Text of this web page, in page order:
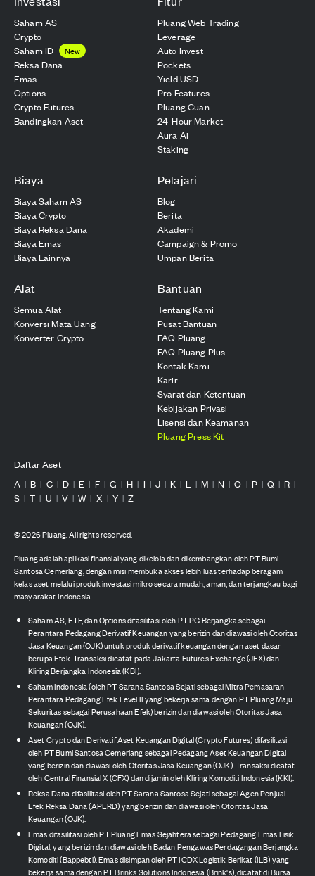
Saham AS
Crypto
Saham ID
New
Reksa Dana
Emas
Options
Crypto Futures
Bandingkan Aset
Pluang Web Trading
Leverage
Auto Invest
Pockets
Yield USD
Pro Features
Pluang Cuan
24-Hour Market
Aura Ai
Staking
Biaya
Biaya Saham AS
Biaya Crypto
Biaya Reksa Dana
Biaya Emas
Biaya Lainnya
Pelajari
Blog
Berita
Akademi
Campaign & Promo
Umpan Berita
Alat
Semua Alat
Konversi Mata Uang
Konverter Crypto
Bantuan
Tentang Kami
Pusat Bantuan
FAQ Pluang
FAQ Pluang Plus
Kontak Kami
Karir
Syarat dan Ketentuan
Kebijakan Privasi
Lisensi dan Keamanan
Pluang Press Kit
Daftar Aset
A | B | C | D | E | F | G | H | I | J | K | L | M | N | O | P | Q | R |
S | T | U | V | W | X | Y | Z
©2026Pluang. All rights reserved.
Pluang adalah aplikasi finansial yang dikelola dan dikembangkan oleh PT Bumi
Santosa Cemerlang, dengan misi membuka akses lebih luas terhadap beragam
kelas aset melalui produk investasi mikro secara mudah, aman, dan terjangkau bagi
masyarakat Indonesia.
Saham AS, ETF, dan Options difasilitasi oleh PT PG Berjangka sebagai
Perantara Pedagang Derivatif Keuangan yang berizin dan diawasi oleh Otoritas
Jasa Keuangan (OJK) untuk produk derivatif keuangan dengan aset dasar
berupa Efek. Transaksi dicatat pada Jakarta Futures Exchange (JFX) dan
Kliring Berjangka Indonesia (KBI).
Saham Indonesia (oleh PT Sarana Santosa Sejati sebagai Mitra Pemasaran
Perantara Pedagang Efek Level II yang bekerja sama dengan PT Pluang Maju
Sekuritas sebagai Perusahaan Efek) berizin dan diawasi oleh Otoritas Jasa
Keuangan (OJK).
Aset Crypto dan Derivatif Aset Keuangan Digital (Crypto Futures) difasilitasi
oleh PT Bumi Santosa Cemerlang sebagai Pedagang Aset Keuangan Digital
yang berizin dan diawasi oleh Otoritas Jasa Keuangan (OJK). Transaksi dicatat
oleh Central Finansial X (CFX) dan dijamin oleh Kliring Komoditi Indonesia (KKI).
Reksa Dana difasilitasi oleh PT Sarana Santosa Sejati sebagai Agen Penjual
Efek Reksa Dana (APERD) yang berizin dan diawasi oleh Otoritas Jasa
Keuangan (OJK).
Emas difasilitasi oleh PT Pluang Emas Sejahtera sebagai Pedagang Emas Fisik
Digital, yang berizin dan diawasi oleh Badan Pengawas Perdagangan Berjangka
Komoditi (Bappebti). Emas disimpan oleh PT ICDX Logistik Berikat (ILB) yang
bekerja sama dengan PT Brinks Solutions Indonesia (Brink's), dicatat di Bursa